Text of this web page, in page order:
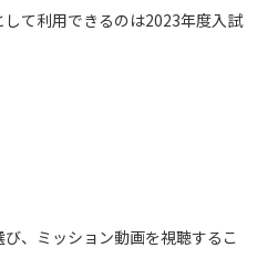
て利用できるのは2023年度入試
、ミッション動画を視聴するこ